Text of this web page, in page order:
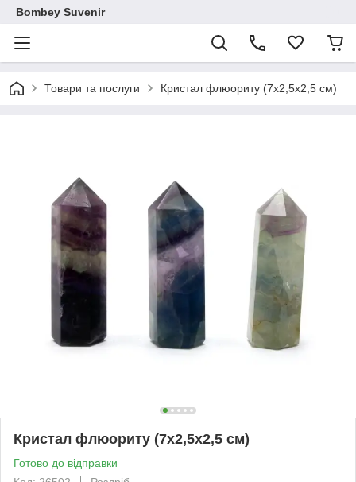
Bombey Suvenir
Товари та послуги Кристал флюориту (7х2,5х2,5 см)
Кристал флюориту (7х2,5х2,5 см)
Готово до відправки